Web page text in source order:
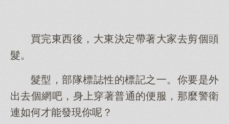
買完東西後，大東決定帶著大家去剪個頭
髮。
髮型，部隊標誌性的標記之一。你要是外
出去個網吧，身上穿著普通的便服，那麼警衛
連如何才能發現你呢？